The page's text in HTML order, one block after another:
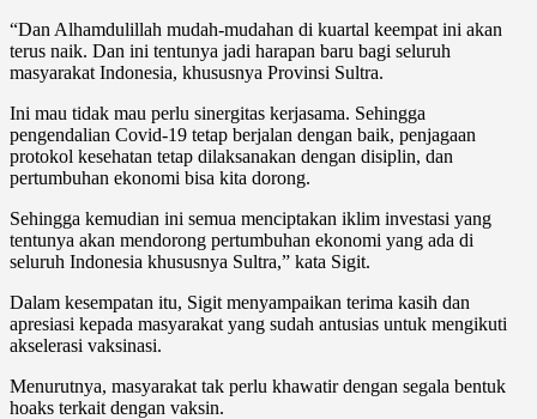
“Dan Alhamdulillah mudah-mudahan di kuartal keempat ini akan
terus naik. Dan ini tentunya jadi harapan baru bagi seluruh
masyarakat Indonesia, khususnya Provinsi Sultra.
Ini mau tidak mau perlu sinergitas kerjasama. Sehingga
pengendalian Covid-19 tetap berjalan dengan baik, penjagaan
protokol kesehatan tetap dilaksanakan dengan disiplin, dan
pertumbuhan ekonomi bisa kita dorong.
Sehingga kemudian ini semua menciptakan iklim investasi yang
tentunya akan mendorong pertumbuhan ekonomi yang ada di
seluruh Indonesia khususnya Sultra,” kata Sigit.
Dalam kesempatan itu, Sigit menyampaikan terima kasih dan
apresiasi kepada masyarakat yang sudah antusias untuk mengikuti
akselerasi vaksinasi.
Menurutnya, masyarakat tak perlu khawatir dengan segala bentuk
hoaks terkait dengan vaksin.